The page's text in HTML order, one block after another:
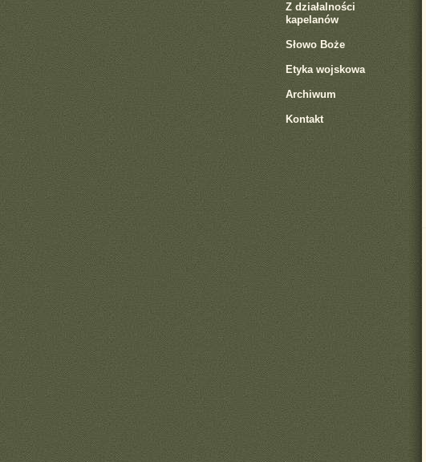
Z działalności
kapelanów
Słowo Boże
Etyka wojskowa
Archiwum
Kontakt